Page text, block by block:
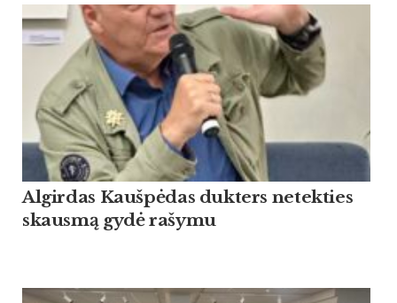
Algirdas Kaušpėdas dukters netekties
skausmą gydė rašymu